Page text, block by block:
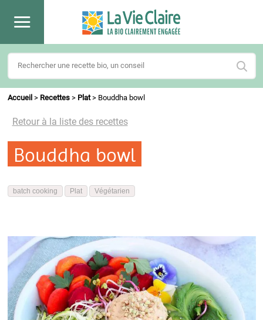
Accueil > Recettes> Plat> Bouddha bowl
Retour à la liste des recettes
Bouddha bowl
batch cooking Plat Végétarien